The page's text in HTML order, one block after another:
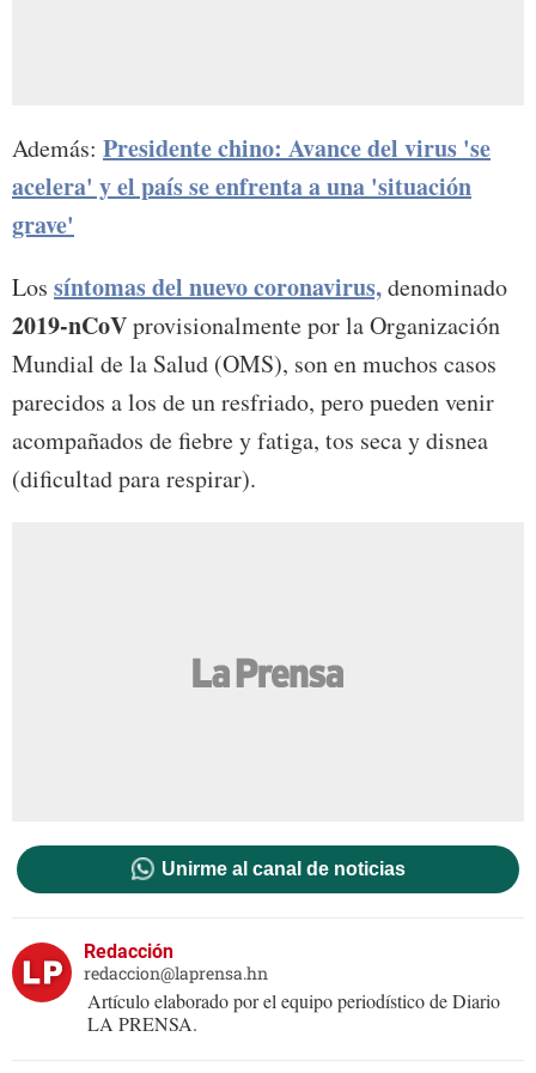
Además: Presidente chino: Avance del virus 'se
acelera' y el país se enfrenta a una 'situación
grave'
Los síntomas del nuevo coronavirus,denominado
2019-nCoVprovisionalmente por la Organización
Mundial de la Salud (OMS), son en muchos casos
parecidos a los de un resfriado, pero pueden venir
acompañados de fiebre y fatiga, tos seca y disnea
(dificultad para respirar).
Unirme al canal de noticias
Redacción
redaccion@laprensa.hn
Artículo elaborado por el equipo periodístico de Diario
LA PRENSA.